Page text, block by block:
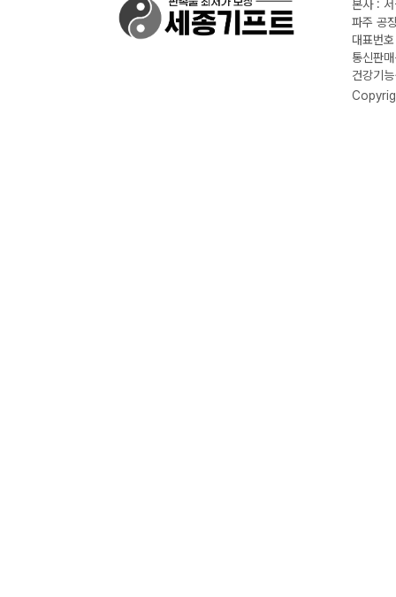
본사 :
파주 공
대표번
통신판
건강기